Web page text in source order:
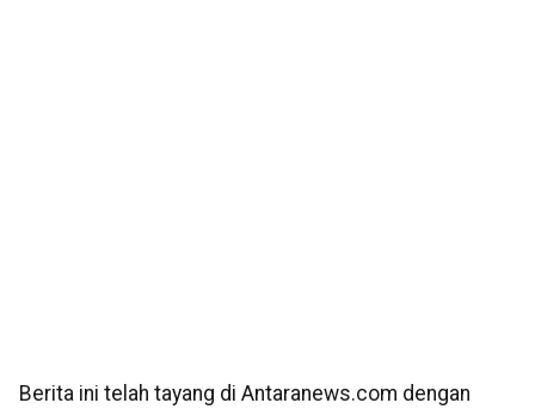
Berita ini telah tayang di Antaranews.com dengan